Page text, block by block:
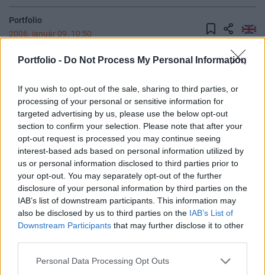
Portfolio - Do Not Process My Personal Information
If you wish to opt-out of the sale, sharing to third parties, or
processing of your personal or sensitive information for
targeted advertising by us, please use the below opt-out
section to confirm your selection. Please note that after your
opt-out request is processed you may continue seeing
interest-based ads based on personal information utilized by
us or personal information disclosed to third parties prior to
your opt-out. You may separately opt-out of the further
disclosure of your personal information by third parties on the
IAB’s list of downstream participants. This information may
also be disclosed by us to third parties on the IAB’s List of
Downstream Participants that may further disclose it to other
Personal Data Processing Opt Outs
Portfolio
2006. január 09. 10:50
A régióban az 1990-es évek közepe óta aktív
alapítója, partnere, vezetői révén számos szálon
kötődik hazánkhoz. Miközben a nagymúltú
Salgglas esetében lassan a kiszállás válik
időszerűvé, a professzionális befektető
portfóliójába december végén egy újabb, jelentős
növekedési potenciállal kecsegtető magyar
társaság, a világ 60 országában jelen lévő Diatron
került. Milyen szemléletmód jellemzi a
professzionális befektetők döntéseit? Lesz-e
újabb tőzsdei bevezetés a Budapesti
István alelnökkel beszélgetett a Portfolio.hu.